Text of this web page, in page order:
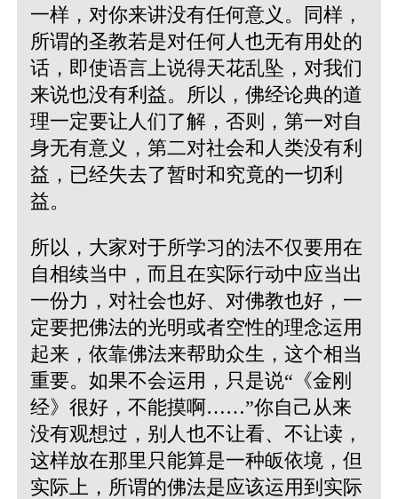
一样，对你来讲没有任何意义。同样，
所谓的圣教若是对任何人也无有用处的
话，即使语言上说得天花乱坠，对我们
来说也没有利益。所以，佛经论典的道
理一定要让人们了解，否则，第一对自
身无有意义，第二对社会和人类没有利
益，已经失去了暂时和究竟的一切利
益。
所以，大家对于所学习的法不仅要用在
自相续当中，而且在实际行动中应当出
一份力，对社会也好、对佛教也好，一
定要把佛法的光明或者空性的理念运用
起来，依靠佛法来帮助众生，这个相当
重要。如果不会运用，只是说“《金刚
经》很好，不能摸啊……”你自己从来
没有观想过，别人也不让看、不让读，
这样放在那里只能算是一种皈依境，但
实际上，所谓的佛法是应该运用到实际